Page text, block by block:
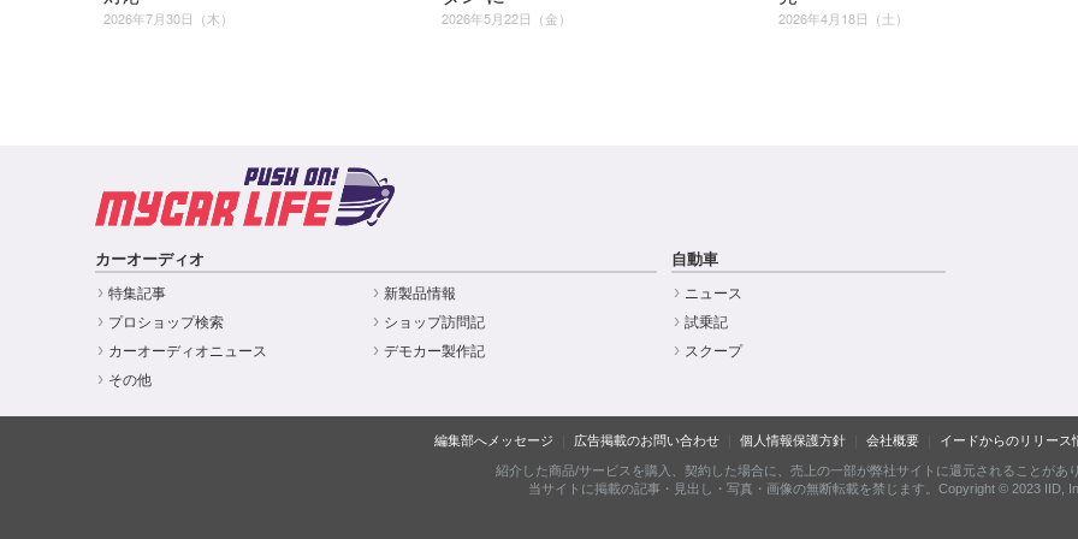
2026年7月30日（木） 2026年5月22日（金） 2026年4月18日（土）
カーオーディオ
特集記事
新製品情報
プロショップ検索
ショップ訪問記
カーオーディオニュース
デモカー製作記
その他
自動車
ニュース
試乗記
スクープ
編集部へメッセージ 広告掲載のお問い合わせ 個人情報保護方針 会社概要 イードからのリリース
紹介した商品/サービスを購入、契約した場合に、売上の一部が弊社サイトに還元されることがあり
当サイトに掲載の記事・見出し・写真・画像の無断転載を禁じます。Copyright © 2023 IID,